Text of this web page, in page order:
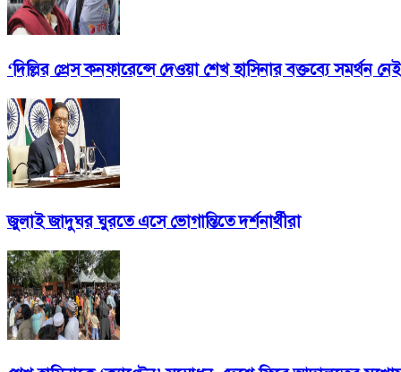
‘দিল্লির প্রেস কনফারেন্সে দেওয়া শেখ হাসিনার বক্তব্যে সমর্থন
জুলাই জাদুঘর ঘুরতে এসে ভোগান্তিতে দর্শনার্থীরা